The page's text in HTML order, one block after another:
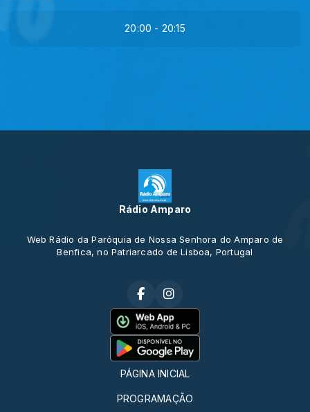
20:00 - 20:15
Rádio Amparo
Web Rádio da Paróquia de Nossa Senhora do Amparo de
Benfica, no Patriarcado de Lisboa, Portugal
PÁGINA INICIAL
PROGRAMAÇÃO